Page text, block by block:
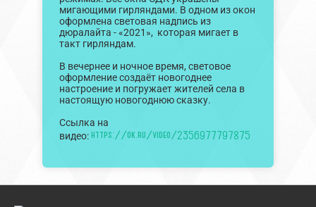
мигающими гирляндами. В одном из окон
оформлена световая надпись из
дюралайта - «2021», которая мигает в
такт гирляндам.
В вечернее и ночное время, световое
оформление создаёт новогоднее
настроение и погружает жителей села в
настоящую новогоднюю сказку.
Ссылка на
видео: https://ok.ru/video/2356977797875